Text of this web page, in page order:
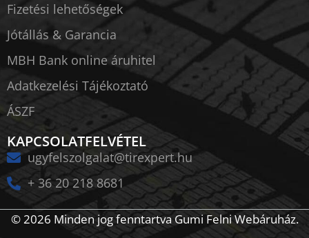
Fizetési lehetőségek
Jótállás & Garancia
MBH Bank online áruhitel
Adatkezelési Tájékoztató
ÁSZF
KAPCSOLATFELVÉTEL
ugyfelszolgalat@tirexpert.hu
+ 36 20 218 8681
© 2026 Minden jog fenntartva Gumi Felni Webáruház.